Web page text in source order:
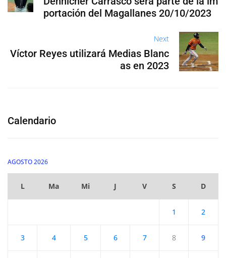
portación del Magallanes 20/10/2023
Next
Víctor Reyes utilizará Medias Blanc
as en 2023
Calendario
AGOSTO 2026
L Ma Mi J V S D
1 2
3 4 5 6 7 8 9